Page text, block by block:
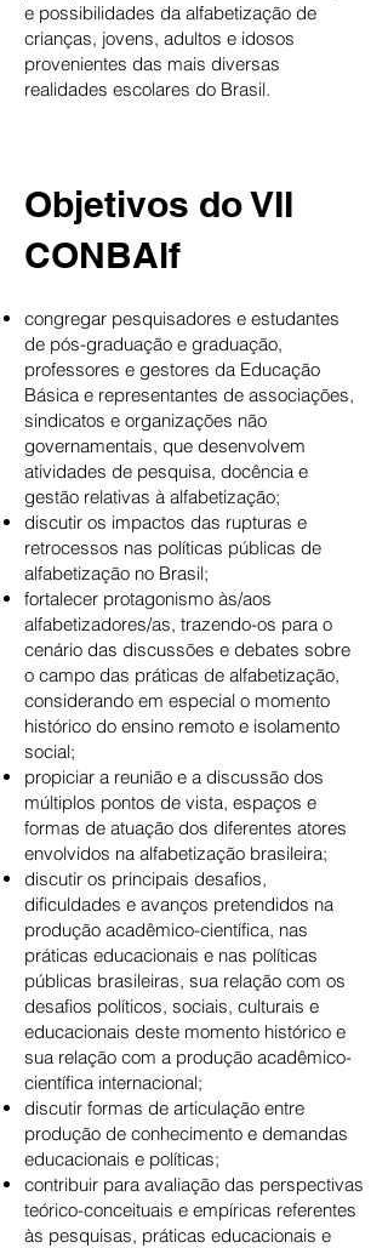
e possibilidades da alfabetização de
crianças, jovens, adultos e idosos
provenientes das mais diversas
realidades escolares do Brasil.
Objetivos do VII
CONBAlf
congregar pesquisadores e estudantes
de pós-graduação e graduação,
professores e gestores da Educação
Básica e representantes de associações,
sindicatos e organizações não
governamentais, que desenvolvem
atividades de pesquisa, docência e
gestão relativas à alfabetização;
discutir os impactos das rupturas e
retrocessos nas políticas públicas de
alfabetização no Brasil;
fortalecer protagonismo às/aos
alfabetizadores/as, trazendo-os para o
cenário das discussões e debates sobre
o campo das práticas de alfabetização,
considerando em especial o momento
histórico do ensino remoto e isolamento
social;
propiciar a reunião e a discussão dos
múltiplos pontos de vista, espaços e
formas de atuação dos diferentes atores
envolvidos na alfabetização brasileira;
discutir os principais desafios,
dificuldades e avanços pretendidos na
produção acadêmico-científica, nas
práticas educacionais e nas políticas
públicas brasileiras, sua relação com os
desafios políticos, sociais, culturais e
educacionais deste momento histórico e
sua relação com a produção acadêmico-
científica internacional;
discutir formas de articulação entre
produção de conhecimento e demandas
educacionais e políticas;
contribuir para avaliação das perspectivas
teórico-conceituais e empíricas referentes
às pesquisas, práticas educacionais e